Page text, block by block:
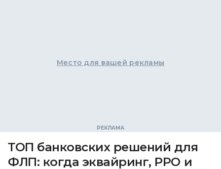
Место для вашей рекламы
ТОП банковских решений для
ФЛП: когда эквайринг, РРО и